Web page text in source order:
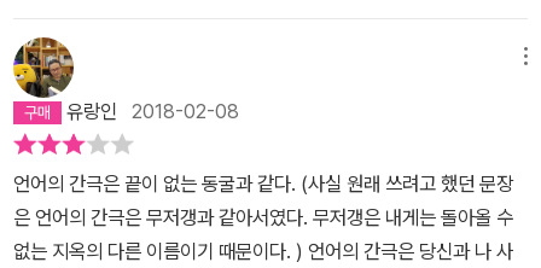
관계에서 나누는 대화의 대부분은 무의미한 말들이다. 사실 그런 말
들이 분위기를 돈독하게 하고 관계의 유연성을 만드는 것은 사실이
다. 하지만 무의미한 단어의 나열이 많다는 것을 인정하는 것과 그것
의 의미성을 따지는 것은 별개의 일이다.그러므로 이오네스코의 일상
적 언어에 대한 풍자와 단절성에 대한 지적은 돌아볼 만한 이야기이
다.마지막으로 실려있는 작품은 <의자>이다. 극으로 볼 경우를 상정
해볼때 가장 흥미있지 않을까하는 작품이다. 등장인물은 단지 3명이
은 무엇인지 묻고 또 묻게 된다. 전원 그쪽 아냐. 이쪽이야. 그쪽 아
냐. 이쪽이야. 그쪽 아냐. 이쪽이 야. 그쪽 아냐. 이쪽이야. 그쪽 아냐.
중구난방 대화와 하녀 매리의 독백 혹은 해설. 이 모든 대화와 해설에
도 불구하고 대머리 여가수 혹은 노래하는 클럽이나 미루어 짐작할
수 있는 상황이 전혀 암시되지 않은 상황에서 소방대장이 한마디 툭
~ 던지듯 내뱉은 말 . ' 그런데 대머리 여가수는? ' 54p 그리고 이어
진 침묵, 답답함.... 어디서 갑자기 튀어나온 것일까 생각해보지만 소
방대장의 언급 이전과 이후를 살펴보면 이해못할것도 없을듯하다. 스
미스와 스미스 부인, 마틴과 마틴 부인의 대화는 일관성이 없고 전혀
은 거짓되고 허무하다.수업 이 작가분, 수미쌍관을 많이 좋아하신다.
공부깨나 하신 분이다. 그런데 이런 분이 이렇게 말을 부정하는 작품
을 쓰다니! 이렇게 언어학이 위험합니다. 여러분. 자칫하면 사람이 죽
습니다. 작가가 이 작품으로 말하고자 하는 바는 뭘 까? 지식인의 타
락이나 위선? 그 정도에 멈춘 것은 아닌 것 같다. 일부러 언어학 수업
을 하다가 살인까지 이어지는 구성을 선택했으니. 언어가 얼마나 위
험한지 말하고 싶었던 것 같다. 그런데 나는 읽노라니 “머리가... 아파
요...”의자 대상이 없는 대화는 갈 곳이 없다. 귀부인, 의사가 아닌 사
유랑인 2018-02-08
언어의 간극은 끝이 없는 동굴과 같다. (사실 원래 쓰려고 했던 문장
은 언어의 간극은 무저갱과 같아서였다. 무저갱은 내게는 돌아올 수
없는 지옥의 다른 이름이기 때문이다. ) 언어의 간극은 당신과 나 사